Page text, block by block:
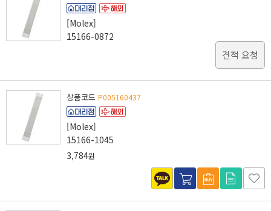
[Molex]
15166-0872
견적 요청
상품코드 P005160437
[Molex]
15166-1045
3,784원